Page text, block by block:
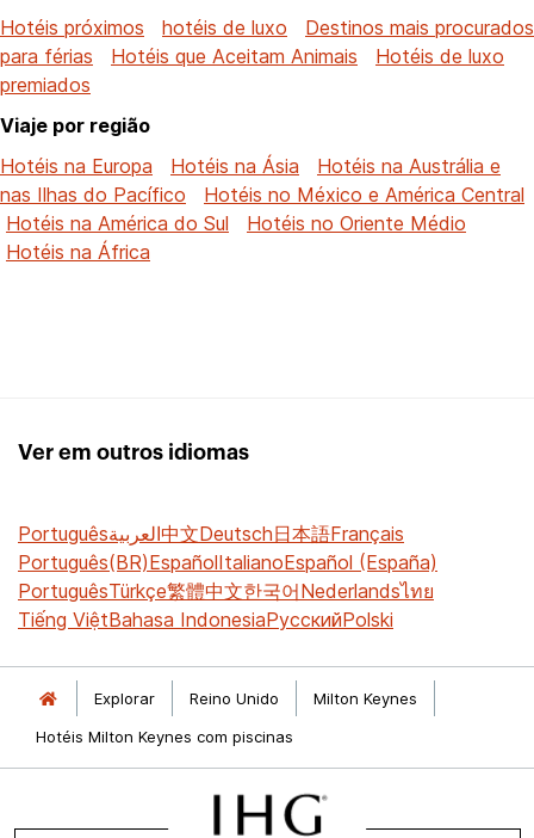
Hotéis próximos
hotéis de luxo
Destinos mais procurados
para férias
Hotéis que Aceitam Animais
Hotéis de luxo
premiados
Viaje por região
Hotéis na Europa
Hotéis na Ásia
Hotéis na Austrália e
nas Ilhas do Pacífico
Hotéis no México e América Central
Hotéis na América do Sul
Hotéis no Oriente Médio
Hotéis na África
Ver em outros idiomas
Portuguêsالعربية中文Deutsch日本語Français
Português(BR)EspañolItalianoEspañol (España)
PortuguêsTürkçe繁體中文한국어Nederlandsไทย
Tiếng ViệtBahasa IndonesiaРусскийPolski
Explorar Reino Unido
Milton Keynes
Hotéis Milton Keynes com piscinas